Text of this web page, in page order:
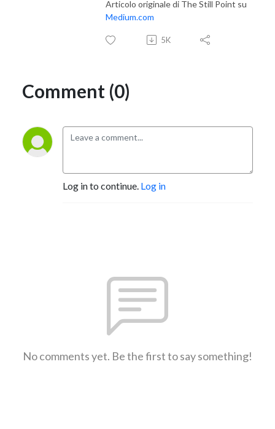
Articolo originale di The Still Point su
Medium.com
5K
Comment (0)
Log in to continue. Log in
No comments yet. Be the first to say something!